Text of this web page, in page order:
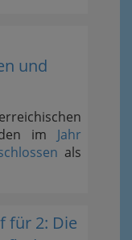
und
im Jahr
als
für 2: Die